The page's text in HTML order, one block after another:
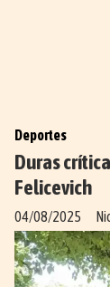
Duras
Felicevich
Deportes
04/08/2025